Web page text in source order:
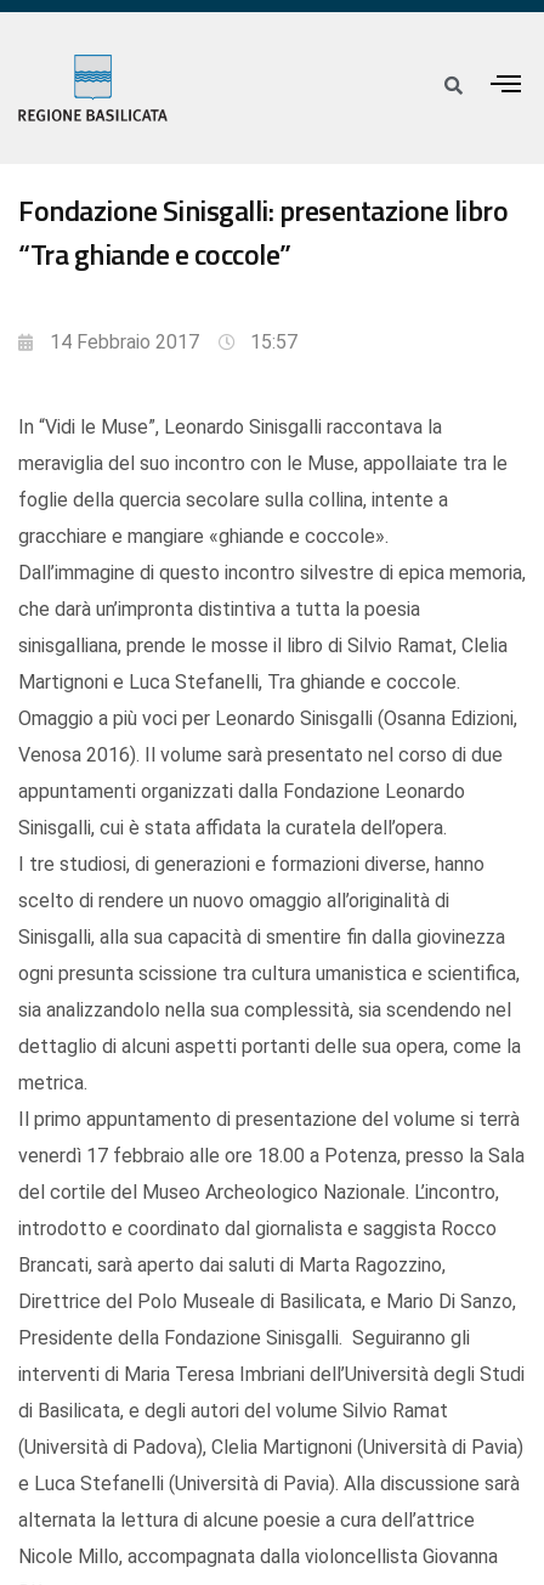
Fondazione Sinisgalli: presentazione libro
“Tra ghiande e coccole”
14 Febbraio 2017 15:57
In “Vidi le Muse”, Leonardo Sinisgalli raccontava la
meraviglia del suo incontro con le Muse, appollaiate tra le
foglie della quercia secolare sulla collina, intente a
gracchiare e mangiare «ghiande e coccole».
Dall’immagine di questo incontro silvestre di epica memoria,
che darà un’impronta distintiva a tutta la poesia
sinisgalliana, prende le mosse il libro di Silvio Ramat, Clelia
Martignoni e Luca Stefanelli, Tra ghiande e coccole.
Omaggio a più voci per Leonardo Sinisgalli (Osanna Edizioni,
Venosa 2016). Il volume sarà presentato nel corso di due
appuntamenti organizzati dalla Fondazione Leonardo
Sinisgalli, cui è stata affidata la curatela dell’opera.
I tre studiosi, di generazioni e formazioni diverse, hanno
scelto di rendere un nuovo omaggio all’originalità di
Sinisgalli, alla sua capacità di smentire fin dalla giovinezza
ogni presunta scissione tra cultura umanistica e scientifica,
sia analizzandolo nella sua complessità, sia scendendo nel
dettaglio di alcuni aspetti portanti delle sua opera, come la
metrica.
Il primo appuntamento di presentazione del volume si terrà
venerdì 17 febbraio alle ore 18.00 a Potenza, presso la Sala
del cortile del Museo Archeologico Nazionale. L’incontro,
introdotto e coordinato dal giornalista e saggista Rocco
Brancati, sarà aperto dai saluti di Marta Ragozzino,
Direttrice del Polo Museale di Basilicata, e Mario Di Sanzo,
Presidente della Fondazione Sinisgalli. Seguiranno gli
interventi di Maria Teresa Imbriani dell’Università degli Studi
di Basilicata, e degli autori del volume Silvio Ramat
(Università di Padova), Clelia Martignoni (Università di Pavia)
e Luca Stefanelli (Università di Pavia). Alla discussione sarà
alternata la lettura di alcune poesie a cura dell’attrice
Nicole Millo, accompagnata dalla violoncellista Giovanna